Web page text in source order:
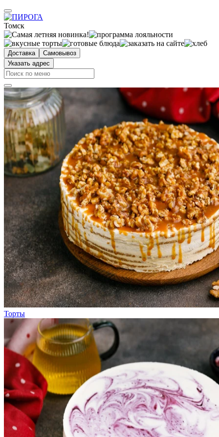
Томск
Доставка
Самовывоз
Указать адрес
Торты